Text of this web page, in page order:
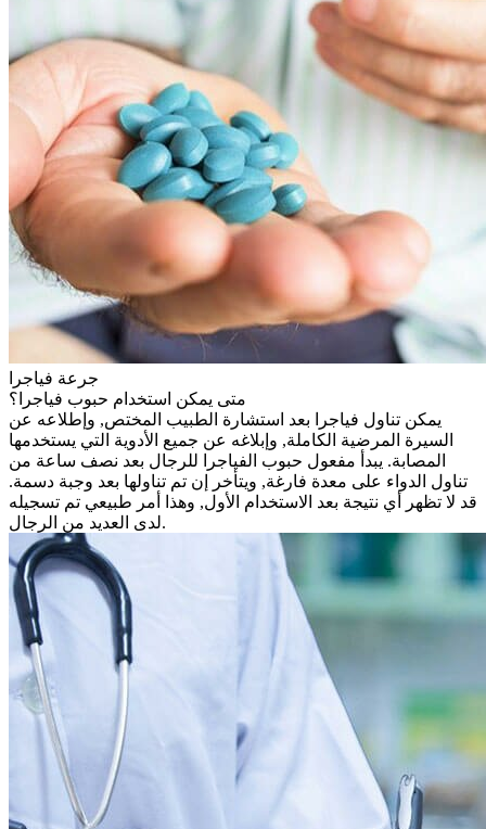
جرعة فياجرا
متى يمكن استخدام حبوب فياجرا؟
يمكن تناول فياجرا بعد استشارة الطبيب المختص, وإطلاعه عن
السيرة المرضية الكاملة, وإبلاغه عن جميع الأدوية التي يستخدمها
المصابة. يبدأ مفعول حبوب الفياجرا للرجال بعد نصف ساعة من
تناول الدواء على معدة فارغة, ويتأخر إن تم تناولها بعد وجبة دسمة.
قد لا تظهر أي نتيجة بعد الاستخدام الأول, وهذا أمر طبيعي تم تسجيله
لدى العديد من الرجال.